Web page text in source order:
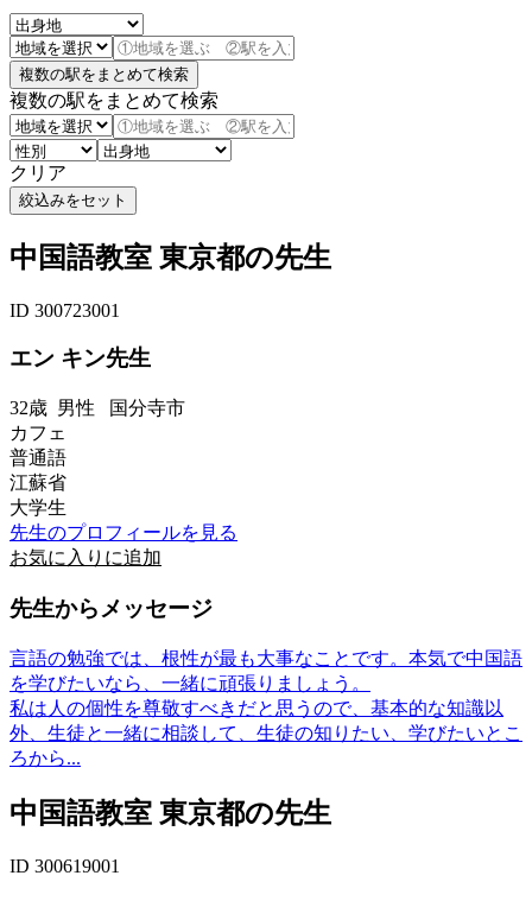
複数の駅をまとめて検索
クリア
中国語教室 東京都の先生
ID 300723001
エン キン先生
32歳 男性 国分寺市
カフェ
普通語
江蘇省
大学生
先生のプロフィールを見る
お気に入りに追加
先生からメッセージ
言語の勉強では、根性が最も大事なことです。本気で中国語
を学びたいなら、一緒に頑張りましょう。
私は人の個性を尊敬すべきだと思うので、基本的な知識以
外、生徒と一緒に相談して、生徒の知りたい、学びたいとこ
ろから...
中国語教室 東京都の先生
ID 300619001